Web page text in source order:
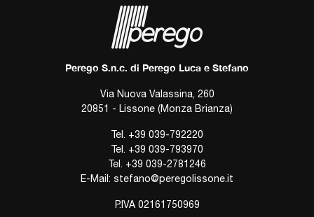
Perego S.n.c. di Perego Luca e Stefano
Via Nuova Valassina, 260
20851 - Lissone (Monza Brianza)
Tel. +39 039-792220
Tel. +39 039-793970
Tel. +39 039-2781246
E-Mail: stefano@peregolissone.it
P.IVA 02161750969